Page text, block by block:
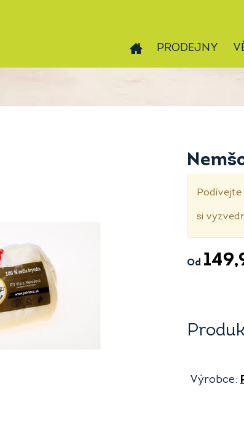
PRODEJNY
Podívejte
si
Od
Výrobce: